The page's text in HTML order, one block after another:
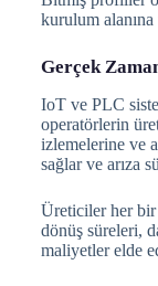
kurulum alanına
Gerçek
IoT ve PLC
operatörlerin
izlemelerine ve
sağlar ve arıza
Üreticiler her bir
dönüş süreleri,
maliyetler elde